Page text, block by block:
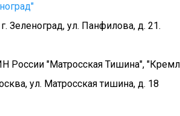
Зеленоград, ул. Панфилова, д. 21.
"Матросская Тишина",
ул. Матросская тишина, д. 18